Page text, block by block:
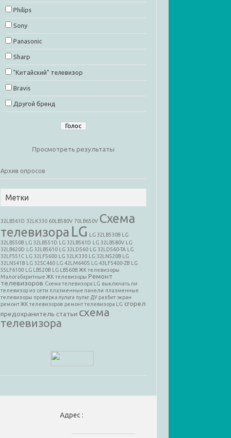
Philips
Sony
Panasonic
Sharp
"Китайский" телевизор
Bravis
Другой бренд
Просмотреть результаты
Архив опросов
Метки
32LB561D 32LK330 60LB580V 70LB650V Cхема
телевизора LG LG 32LB530B LG
32LB550B LG 32LB551D LG 32LB561D LG 32LB580V LG
32LB620D LG 32LB5610 LG 32LD560 LG 32LD560-TA LG
32LF551C LG 32LF5600 LG 32LK330 LG 32LN520B LG
32LN541B LG 32SC460 LG 42LM640S LG 43LF5400-ZB LG
55LF6100 LG LB520B LG LB560B ЖК телевизоры
Малогабаритные ЖК телевизоры Ремонт
телевизоров Схема телевизора LG выключать ли
телевизор из сети плазменные панели плазменные
телевизоры проверка пульта пульт ДУ разбит экран
ремонт ЖК телевизоров ремонт телевизора LG сгорел
предохранитель статьи схема
телевизора
Адрес :